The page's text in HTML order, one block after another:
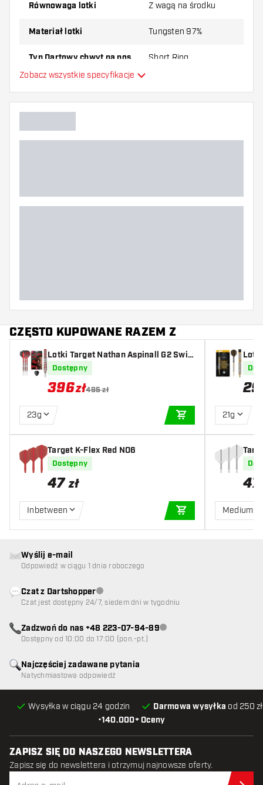
dostarczony z:3 Lotki, 3 Piórki i 3 Shafty.
Równowaga lotki Z wagą na środku
Materiał lotki Tungsten 97%
Typ Dartowy chwyt na nos Short Ring
Kolor lotki
Kształt lotki
Zobacz wszystkie specyfikacje
CZĘSTO KUPOWANE RAZEM Z
Lotki Target Nathan Aspinall G2 Swis
s Point 95%
Dostępny
396zł495 zł
23g
DODAJ DO
Target K-Flex Red NO6
Dostępny
47 zł
Inbetween
DODAJ DO
21g
47
Medium
•140.000+ Oceny
Wysyłka w ciągu 24 godzin Darmowa wysyłka od 250
Najczęściej zadawane pytania
Natychmiastowa odpowiedź
Wyślij e-mail
Odpowiedź w ciągu 1 dnia roboczego
Czat z DartshopperObsługa klienta niedostępna
Czat jest dostępny 24/7, siedem dni w tygodniu
Zadzwoń do nas +48 223-07-94-89Obsługa klienta niedostępna
Dostępny od 10:00 do 17:00 (pon.-pt.)
ZAPISZ SIĘ DO NASZEGO NEWSLETTERA
Zapisz się do newslettera i otrzymuj najnowsze oferty.